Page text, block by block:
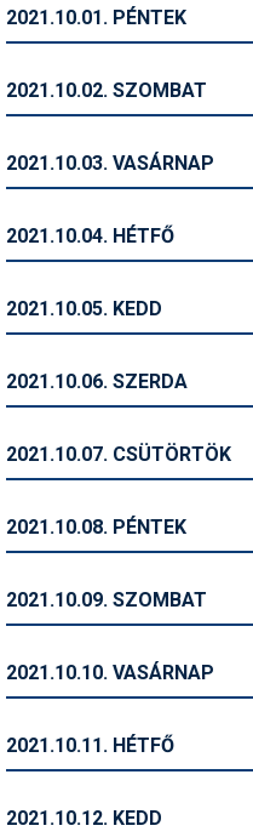
Humor
Ingatlan
Interjúk
Kerékpár
Korcsolya
Magazinok
Munkavállalás
Pályázatok
Portálinfo
Síbérletárak
Síbörze
2021.10.01. PÉNTEK
2021.10.02. SZOMBAT
2021.10.03. VASÁRNAP
2021.10.04. HÉTFŐ
2021.10.05. KEDD
2021.10.06. SZERDA
2021.10.07. CSÜTÖRTÖK
2021.10.08. PÉNTEK
2021.10.09. SZOMBAT
2021.10.10. VASÁRNAP
2021.10.11. HÉTFŐ
2021.10.12. KEDD